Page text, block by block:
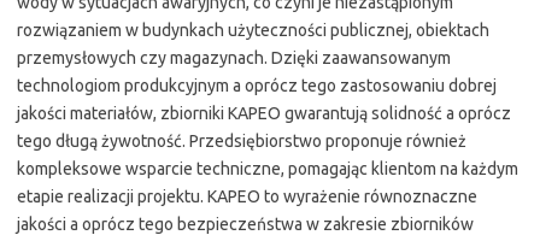
rozwiązaniem w budynkach użyteczności publicznej, obiektach
przemysłowych czy magazynach. Dzięki zaawansowanym
technologiom produkcyjnym a oprócz tego zastosowaniu dobrej
jakości materiałów, zbiorniki KAPEO gwarantują solidność a oprócz
tego długą żywotność. Przedsiębiorstwo proponuje również
kompleksowe wsparcie techniczne, pomagając klientom na każdym
etapie realizacji projektu. KAPEO to wyrażenie równoznaczne
jakości a oprócz tego bezpieczeństwa w zakresie zbiorników